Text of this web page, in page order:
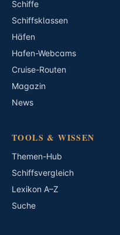
Schiffe
Schiffsklassen
Häfen
Hafen-Webcams
Cruise-Routen
Magazin
News
TOOLS & WISSEN
Themen-Hub
Schiffsvergleich
Lexikon A–Z
Suche